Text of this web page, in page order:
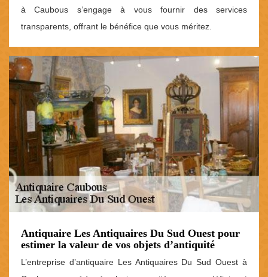
à Caubous s’engage à vous fournir des services
transparents, offrant le bénéfice que vous méritez.
Antiquaire Les Antiquaires Du Sud Ouest pour
estimer la valeur de vos objets d’antiquité
L’entreprise d’antiquaire Les Antiquaires Du Sud Ouest à